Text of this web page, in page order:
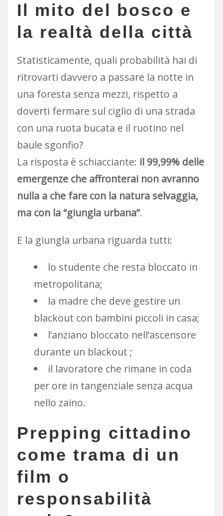
Il mito del bosco e
la realtà della città
Statisticamente, quali probabilità hai di
ritrovarti davvero a passare la notte in
una foresta senza mezzi, rispetto a
doverti fermare sul ciglio di una strada
con una ruota bucata e il ruotino nel
baule sgonfio?
La risposta è schiacciante: il 99,99% delle
emergenze che affronterai non avranno
nulla a che fare con la natura selvaggia,
ma con la “giungla urbana”.
E la giungla urbana riguarda tutti:
lo studente che resta bloccato in
metropolitana;
la madre che deve gestire un
blackout con bambini piccoli in casa;
l’anziano bloccato nell’ascensore
durante un blackout ;
il lavoratore che rimane in coda
per ore in tangenziale senza acqua
nello zaino.
Prepping cittadino
come trama di un
film o
responsabilità